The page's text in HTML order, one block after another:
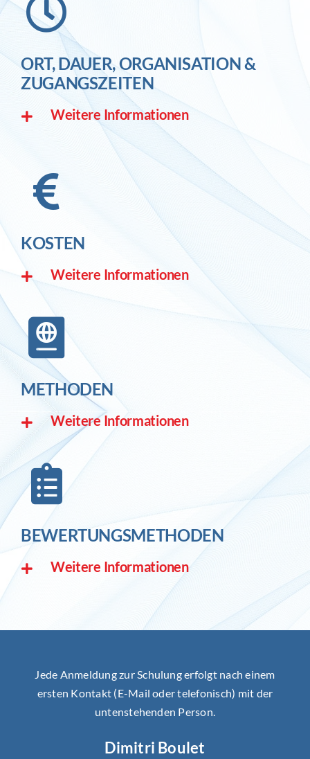
ORT, DAUER, ORGANISATION &
ZUGANGSZEITEN
Weitere Informationen
KOSTEN
Weitere Informationen
METHODEN
Weitere Informationen
BEWERTUNGSMETHODEN
Weitere Informationen
Jede Anmeldung zur Schulung erfolgt nach einem
ersten Kontakt (E-Mail oder telefonisch) mit der
untenstehenden Person.
Dimitri Boulet